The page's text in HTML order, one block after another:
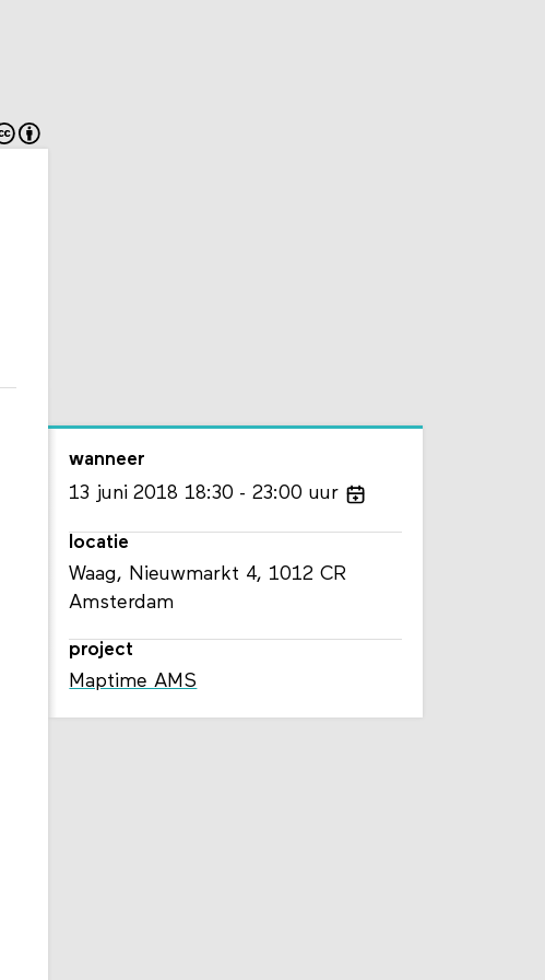
wanneer
13 juni 2018 18:30 23:00 uur
locatie
Waag, Nieuwmarkt 4, 1012 CR
Amsterdam
project
Maptime AMS